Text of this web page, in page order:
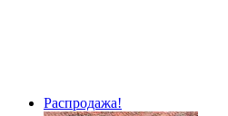
Распродажа!